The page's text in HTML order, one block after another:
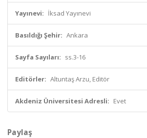
Yayınevi: İksad Yayınevi
Basıldığı Şehir: Ankara
Sayfa Sayıları: ss.3-16
Editörler: Altuntaş Arzu, Editör
Akdeniz Üniversitesi Adresli: Evet
Paylaş